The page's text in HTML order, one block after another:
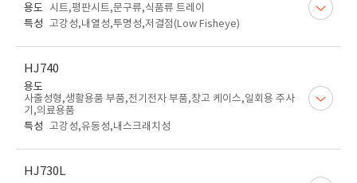
용도
시트,평판시트,문구류,식품류 트레이
특성 고강성,내열성,투명성,저결점(Low Fisheye)
HJ740
용도
사출성형,생활용품 부품,전기전자 부품,창고 케이스,일회용 주사
기,의료용품
특성 고강성,유동성,내스크래치성
HJ730L